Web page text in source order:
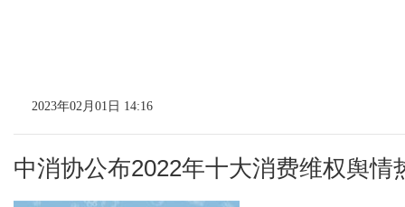
2023年02月01日 14:16
中消协公布2022年十大消费维权舆情